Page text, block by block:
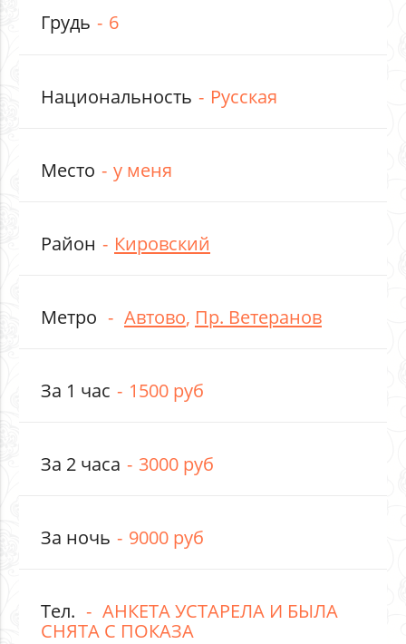
Грудь 6
Национальность Русская
Место у меня
Район Кировский
Метро Автово, Пр. Ветеранов
За 1 час 1500 руб
За 2 часа 3000 руб
За ночь 9000 руб
Тел. АНКЕТА УСТАРЕЛА И БЫЛА
СНЯТА С ПОКАЗА